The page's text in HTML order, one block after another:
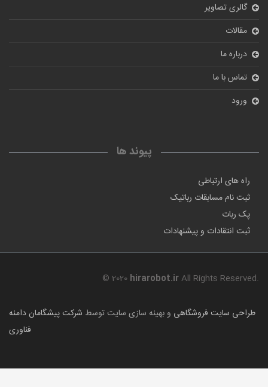
گالری تصاویر
مقالات
درباره ما
تماس با ما
ورود
پیوند ها
راه های ارتباطی
ثبت نام مسابقات رباتیک
پک ربات
ثبت انتقادات و پیشنهادات
© 2020 hirarobot.irAll Rights Reserved.
طراحی سایت فروشگاهی و بهینه سازی سایت توسط شرکت پیشگامان دامنه
فناوری